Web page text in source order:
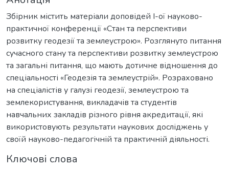
Збірник містить матеріали доповідей I-ої науково-
практичної конференції «Стан та перспективи
розвитку геодезії та землеустрою». Розглянуто питання
сучасного стану та перспективи розвитку землеустрою
та загальні питання, що мають дотичне відношення до
спеціальності «Геодезія та землеустрій». Розраховано
на спеціалістів у галузі геодезії, землеустрою та
землекористування, викладачів та студентів
навчальних закладів різного рівня акредитації, які
використовують результати наукових досліджень у
своїй науково-педагогічній та практичній діяльності.
Ключові слова